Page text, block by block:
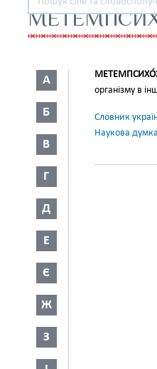
А
Б
В
Г
Д
Е
Є
Ж
З
організму в
Словник
Наукова